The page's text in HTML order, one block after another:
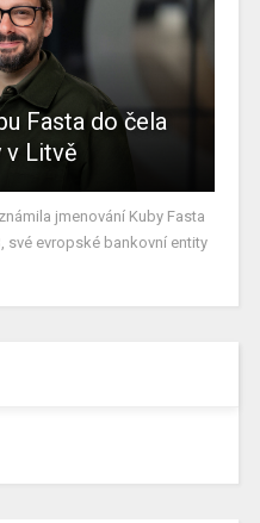
Fasta do čela
v Litvě
jmenování Kuby Fasta
své evropské bankovní entity